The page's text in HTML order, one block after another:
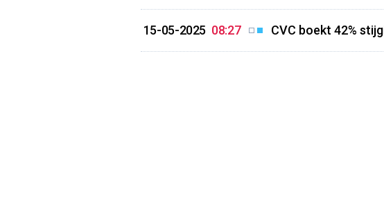
15-05-2025 08:27 CVC boekt 42%